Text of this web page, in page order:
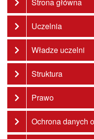
Uczelnia
Władze uczelni
Struktura
Prawo
Ochrona danych